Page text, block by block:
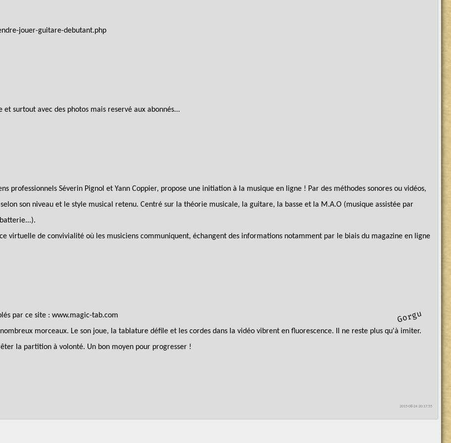
jouer-guitare-debutant.php
surtout avec des photos mais reservé aux abonnés...
professionnels Séverin Pignol et Yann Coppier, propose une initiation à la musique en ligne ! Par des méthodes sonores ou vidéos,
son niveau et le style musical retenu. Centré sur la théorie musicale, la guitare, la basse et la M.A.O (musique assistée par
virtuelle de convivialité où les musiciens communiquent, échangent des informations notamment par le biais du magazine en ligne
par ce site : www.magic-tab.com
morceaux. Le son joue, la tablature défile et les cordes dans la vidéo vibrent en fluorescence. Il ne reste plus qu'à imiter.
la partition à volonté. Un bon moyen pour progresser !
g
o
r
gu
2015-08-24 20:17:55